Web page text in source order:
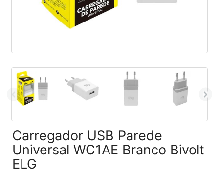
Carregador USB Parede
Universal WC1AE Branco Bivolt
ELG